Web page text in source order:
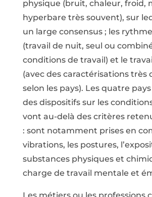
physique (bruit, chaleur, froid,
hyperbare très souvent), sur
un large consensus ; les
(travail de nuit, seul ou
conditions de travail) et le
(avec des caractérisations très
selon les pays). Les quatre
des dispositifs sur les
vont au-delà des critères
: sont notamment prises en
vibrations, les postures,
substances physiques et
charge de travail mentale et
Les métiers ou les professions